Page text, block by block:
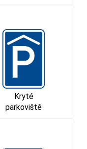
Kryté
parkoviště